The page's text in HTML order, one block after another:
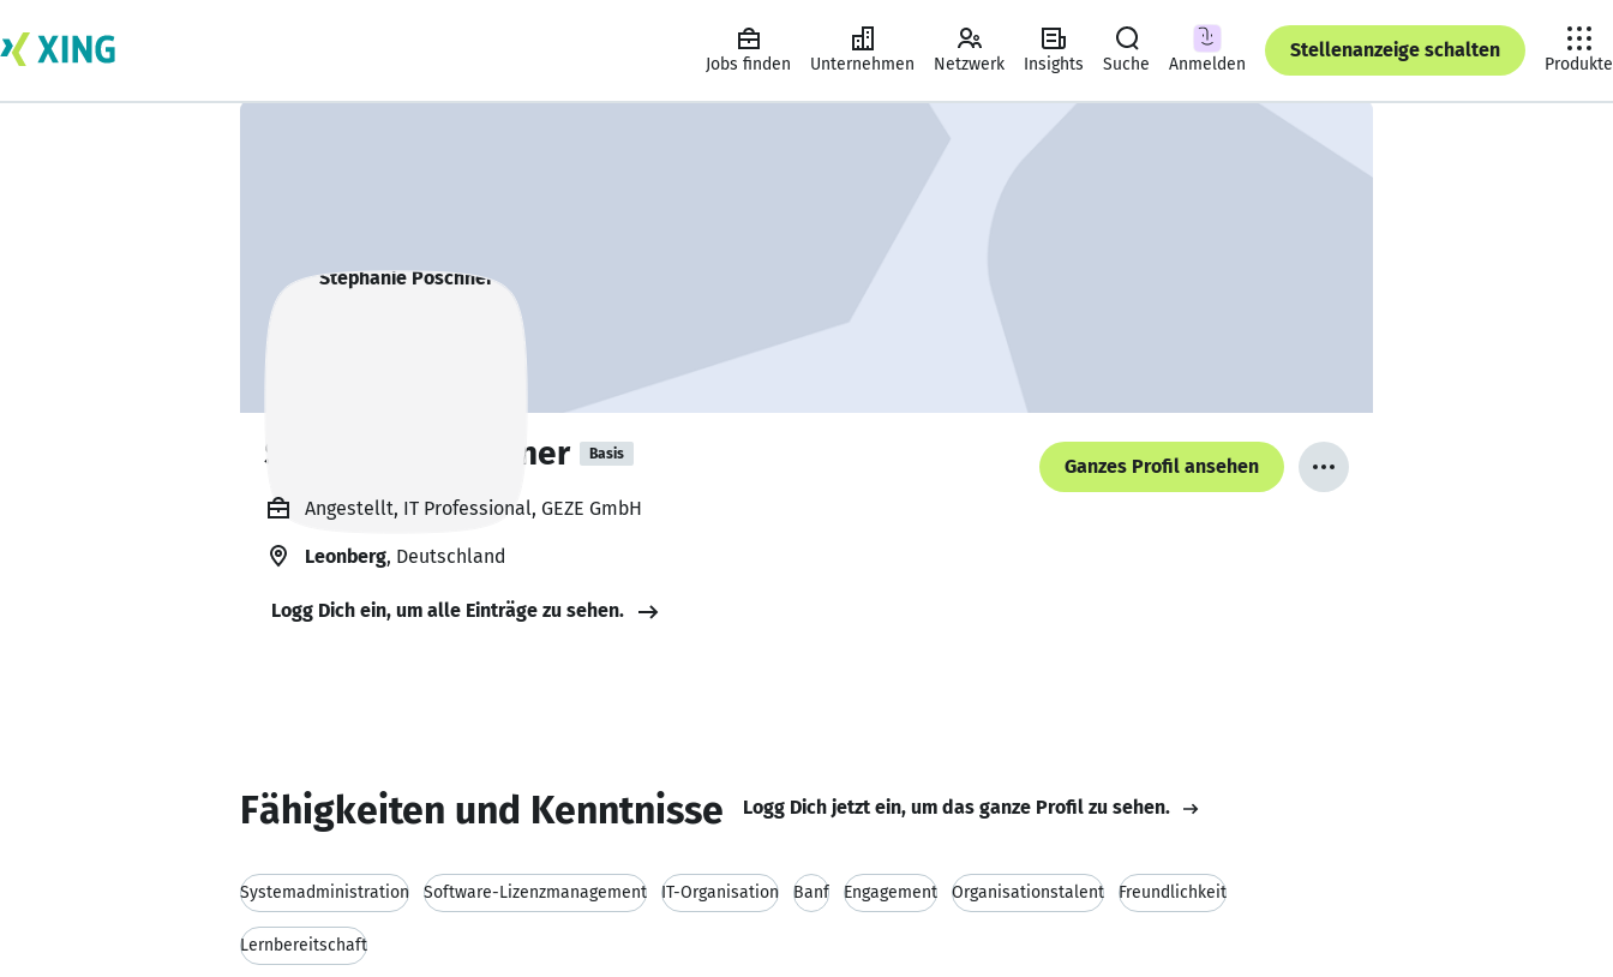
Jobs finden Unternehmen Netzwerk Insights Suche Anmelden
Stellenanzeige schalten
Produkte
Stephanie Poschner Basis
Ganzes Profil ansehen
Angestellt, IT Professional, GEZE GmbH
Leonberg, Deutschland
Logg Dich ein, um alle Einträge zu sehen.
Fähigkeiten und Kenntnisse Logg Dich jetzt ein, um das ganze Profil zu sehen.
Systemadministration Software-Lizenzmanagement IT-Organisation Banf Engagement Organisationstalent Freundlichkeit
Lernbereitschaft